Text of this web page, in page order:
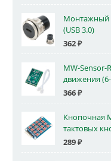
Монтажный
(USB 3.0)
362₽
MW-Sensor-
движения
366₽
Кнопочная
тактовых
289₽